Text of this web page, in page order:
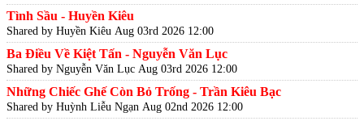
Tình Sầu - Huyền Kiêu
Shared by Huyền Kiêu Aug 03rd 2026 12:00
Ba Điều Về Kiệt Tấn - Nguyễn Văn Lục
Shared by Nguyễn Văn Lục Aug 03rd 2026 12:00
Những Chiếc Ghế Còn Bỏ Trống - Trần Kiêu Bạc
Shared by Huỳnh Liễu Ngạn Aug 02nd 2026 12:00